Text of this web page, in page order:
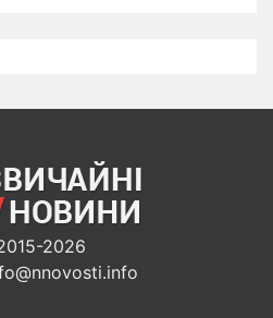
2026